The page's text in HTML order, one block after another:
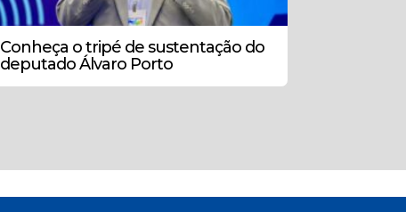
Conheça o tripé de sustentação do
deputado Álvaro Porto